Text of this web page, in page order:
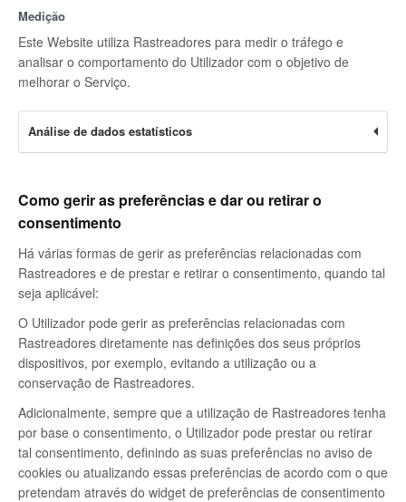
Medição
Este Website utiliza Rastreadores para medir o tráfego e
analisar o comportamento do Utilizador com o objetivo de
melhorar o Serviço.
Análise de dados estatísticos
Como gerir as preferências e dar ou retirar o
consentimento
Há várias formas de gerir as preferências relacionadas com
Rastreadores e de prestar e retirar o consentimento, quando tal
seja aplicável:
O Utilizador pode gerir as preferências relacionadas com
Rastreadores diretamente nas definições dos seus próprios
dispositivos, por exemplo, evitando a utilização ou a
conservação de Rastreadores.
Adicionalmente, sempre que a utilização de Rastreadores tenha
por base o consentimento, o Utilizador pode prestar ou retirar
tal consentimento, definindo as suas preferências no aviso de
cookies ou atualizando essas preferências de acordo com o que
pretendam através do widget de preferências de consentimento